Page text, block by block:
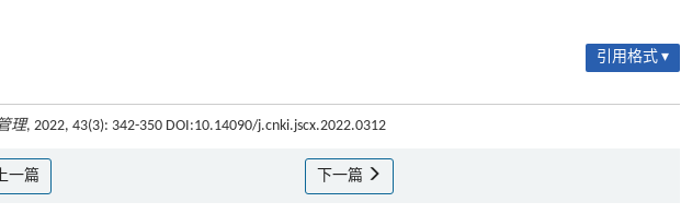
引用格式 ▾
理, 2022, 43(3): 342-350 DOI:10.14090/j.cnki.jscx.2022.0312
一篇 下一篇